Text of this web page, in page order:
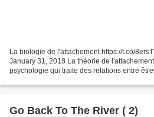
La biologie de l'attachement https://t.co/
January 31, 2018 La théorie de
psychologie qui traite des relations entre
Go Back To The River ( 2)